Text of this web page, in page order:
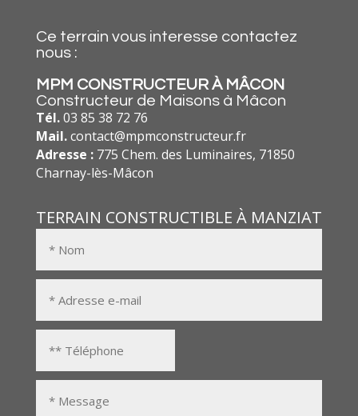
Ce terrain vous interesse contactez
nous :
MPM CONSTRUCTEUR À MÂCON
Constructeur de Maisons à Mâcon
Tél.03 85 38 72 76
Mail.contact@mpmconstructeur.fr
Adresse : 775 Chem. des Luminaires, 71850
Charnay-lès-Mâcon
TERRAIN CONSTRUCTIBLE À MANZIAT